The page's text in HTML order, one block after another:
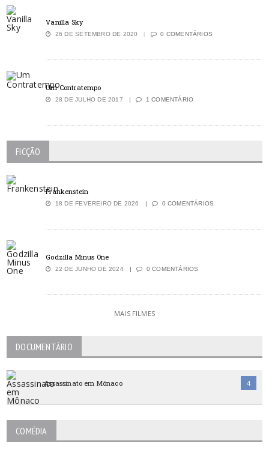
Vanilla Sky
26 DE SETEMBRO DE 2020 0 COMENTÁRIOS
Um Contratempo
28 DE JULHO DE 2017 1 COMENTÁRIO
FICÇÃO
Frankenstein
18 DE FEVEREIRO DE 2026 0 COMENTÁRIOS
Godzilla Minus One
22 DE JUNHO DE 2024 0 COMENTÁRIOS
MAIS FILMES
DOCUMENTÁRIO
Assassinato em Mônaco 4
COMÉDIA